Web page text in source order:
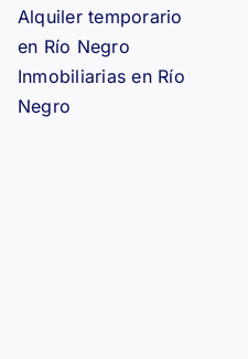
Alquiler temporario
en Río Negro
Inmobiliarias en Río
Negro